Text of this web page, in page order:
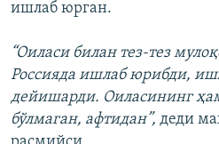
ишлаб юрган.
“Оиласи билан тез-тез
Россияда ишлаб юрибди,
дейишарди. Оиласининг
бўлмаган, афтидан”, деди